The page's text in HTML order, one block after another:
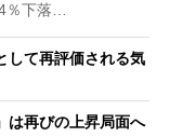
％下落…
して再評価される気
は再びの上昇局面へ